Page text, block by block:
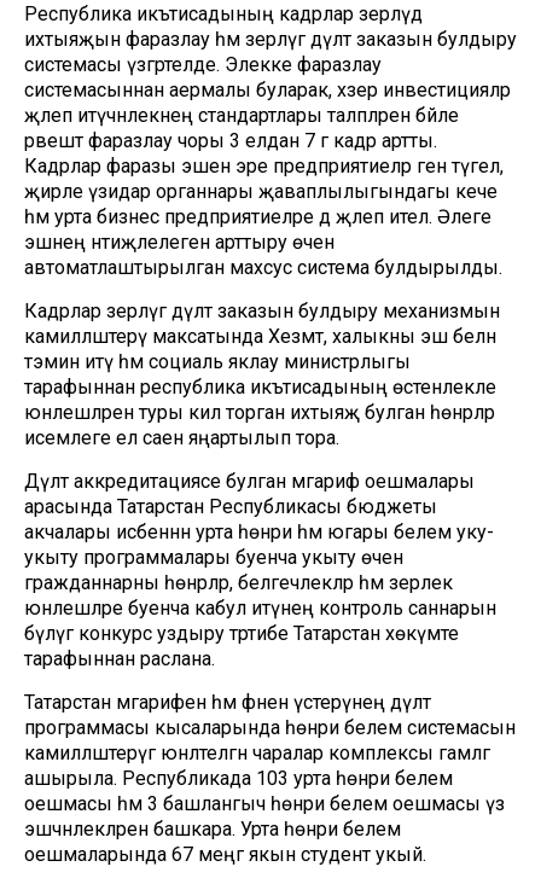
Республика икътисадының кадр­лар әзерләүдә
ихтыяҗын фаразлау һәм әзерләүгә дәүләт заказын булдыру
системасы үзгәртелде. Элекке фаразлау
системасыннан аермалы буларак, хәзер инвестицияләр
җәлеп итүчәнлекнең стандартлары таләпләренә бәйле
рәвештә фаразлау чоры 3 елдан 7 гә кадәр артты.
Кадрлар фаразы эшенә эре предприятие­ләр генә түгел, ә
җирле үзидарә органнары җаваплылыгындагы кече
һәм урта бизнес предприя­тиеләре дә җәлеп ителә. Әлеге
эшнең нәтиҗәлелеген арттыру өчен
автоматлаштырылган махсус система булдырылды.
Кадрлар әзерләүгә дәүләт заказын булдыру механизмын
камилләштерү максатында Хезмәт, халыкны эш белән
тәэмин итү һәм социаль яклау министрлыгы
тарафыннан республика икътисадының өстенлекле
юнәлешләренә туры килә торган ихтыяҗ булган һөнәрләр
исемлеге ел саен яңартылып тора.
Дәүләт аккредитациясе булган мәгариф оешмалары
арасында Татарстан Республикасы бюджеты
акчалары исәбеннән урта һөнәри һәм югары белем уку-
укыту программалары буенча укыту өчен
гражданнарны һөнәрләр, белгечлекләр һәм әзерлек
юнәлешләре буенча кабул итүнең контроль саннарын
бүлүгә конкурс уздыру тәртибе Татарстан хөкүмәте
тарафыннан раслана.
Татарстан мәгарифен һәм фәнен үстерүнең дәүләт
программасы кысаларында һөнәри белем системасын
камилләштерүгә юнәлтелгән чаралар комплексы гамәлгә
ашырыла. Республикада 103 урта һөнәри белем
оешмасы һәм 3 башлангыч һөнәри белем оешмасы үз
эшчәнлекләрен башкара. Урта һөнәри белем
оешмаларында 67 меңгә якын студент укый.